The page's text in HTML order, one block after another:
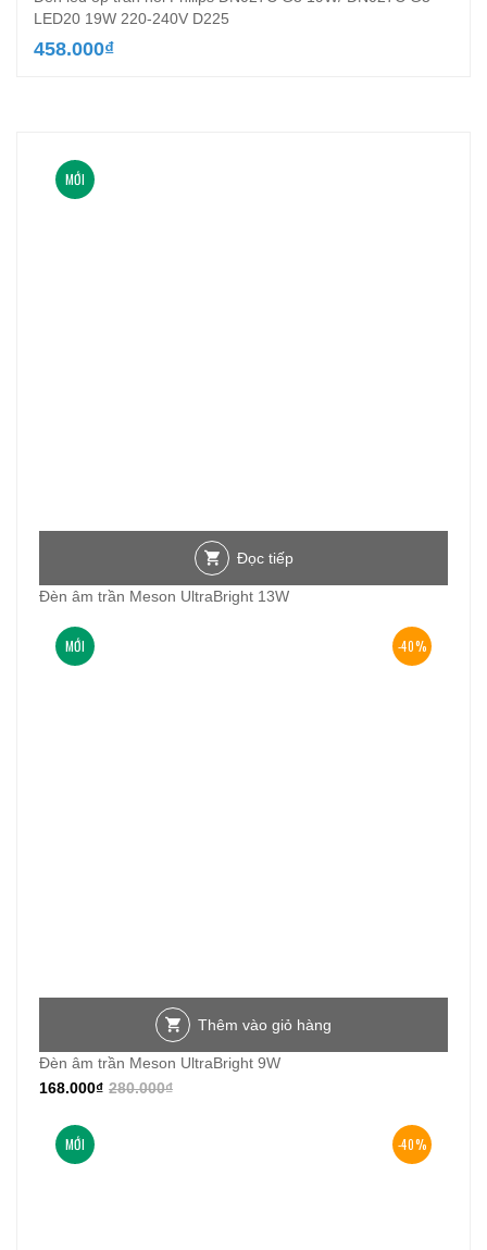
LED20 19W 220-240V D225
458.000₫
MỚI
Đọc tiếp
Đèn âm trần Meson UltraBright 13W
-40%
MỚI
Thêm vào giỏ hàng
Đèn âm trần Meson UltraBright 9W
280.000₫
168.000₫
-40%
MỚI